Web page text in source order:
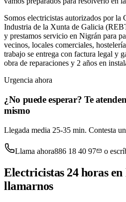
Somos electricistas autorizados por la
Industria de la Xunta de Galicia
y prestamos servicio en Nigrán para
vecinos, locales comerciales,
trabajo se entrega con factura legal y
obra de reparaciones y 2 años en
Urgencia ahora
¿No puede esperar? Te
mismo
Llegada media 25-35 min. Contesta
Llama ahora886 18 40 97 o
Electricistas 24 horas en
llamarnos